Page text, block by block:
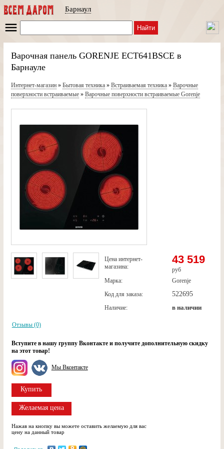
Барнаул
Найти
Варочная панель GORENJE ECT641BSCE в
Барнауле
Интернет-магазин» Бытовая техника» Встраиваемая техника» Варочные
поверхности встраиваемые» Варочные поверхности встраиваемые Gorenje
Цена интернет-
магазина:
43 519
руб
Марка:
Gorenje
Код для заказа:
522695
Наличие: в наличии
Отзывы (0)
Вступите в нашу группу Вконтакте и получите дополнительную скидку
на этот товар!
Мы Вконтакте
Купить
Желаемая цена
Нажав на кнопку вы можете оставить желаемую для вас
цену на данный товар